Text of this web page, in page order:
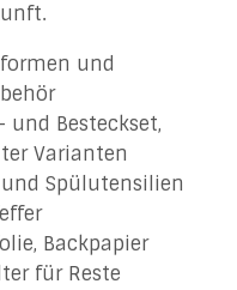
und
und Besteckset,
Varianten
Spülutensilien
Backpapier
für Reste